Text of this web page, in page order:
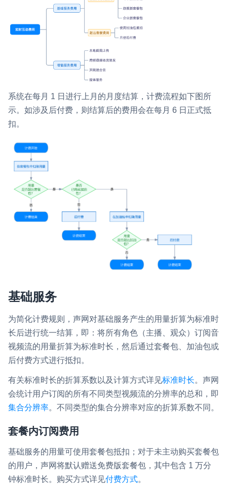
云市场
SDK 拓展插件
拓展 SDK 能力，打造更具个性化的音视频互动效果
输入在线媒体流
RTC 服务端 SDK
与 RTC 客户端 SDK 互通，实现收发流
PPT 转码服务
快速高效的文档转换解决方案
全周期通话质量检测、回溯和分析方案
开通和管理声网各项产品服务的统一入口
灵动会议 NEW
低代码集成、灵活定制、超低延时的音视频会议
系统在每月 1 日进行上月的月度结算，计费流程如下图所
示。如涉及后付费，则结算后的费用会在每月 6 日正式抵
扣。
基础服务
为简化计费规则，声网对基础服务产生的用量折算为标准时
长后进行统一结算，即：将所有角色（主播、观众）订阅音
视频流的用量折算为标准时长，然后通过套餐包、加油包或
后付费方式进行抵扣。
有关标准时长的折算系数以及计算方式详见标准时长。声网
会统计用户订阅的所有不同类型视频流的分辨率的总和，即
集合分辨率。不同类型的集合分辨率对应的折算系数不同。
套餐内订阅费用
基础服务的用量可使用套餐包抵扣；对于未主动购买套餐包
的用户，声网将默认赠送免费版套餐包，其中包含 1 万分
钟标准时长。购买方式详见付费方式。